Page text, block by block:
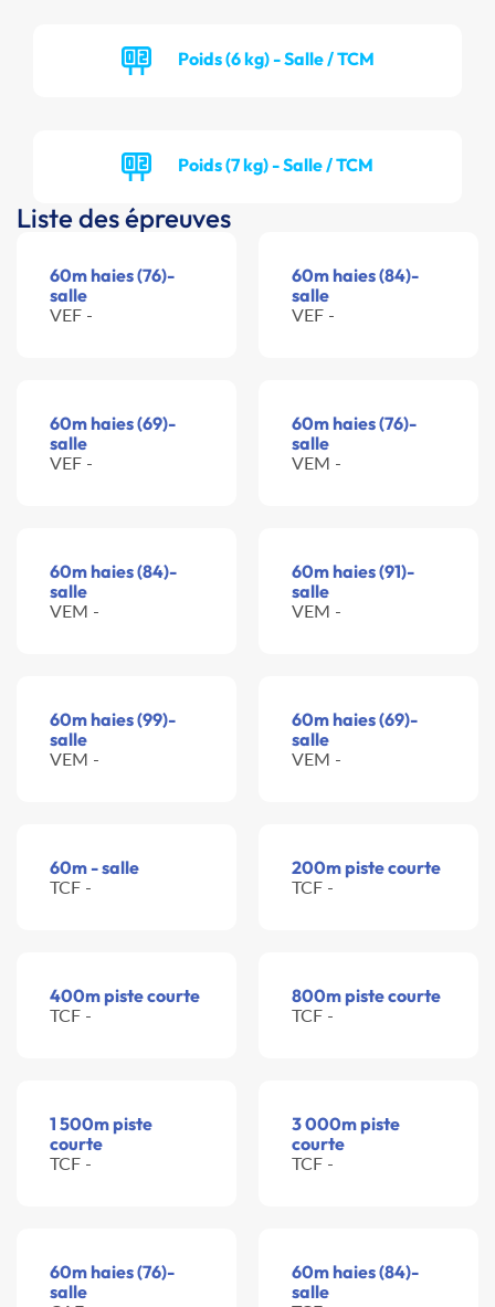
Poids (6 kg) - Salle / TCM
Poids (7 kg) - Salle / TCM
Liste des épreuves
60m haies (76)-
salle
VEF -
60m haies (84)-
salle
VEF -
60m haies (69)-
salle
VEF -
60m haies (76)-
salle
VEM -
60m haies (84)-
salle
VEM -
60m haies (91)-
salle
VEM -
60m haies (99)-
salle
VEM -
60m haies (69)-
salle
VEM -
60m - salle
TCF -
200m piste courte
TCF -
400m piste courte
TCF -
800m piste courte
TCF -
1 500m piste
courte
TCF -
3 000m piste
courte
TCF -
60m haies (76)-
salle
60m haies (84)-
salle